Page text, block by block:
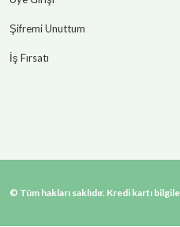
Şifremi Unuttum
İş Fırsatı
© Tüm hakları saklıdır. Kredi kartı